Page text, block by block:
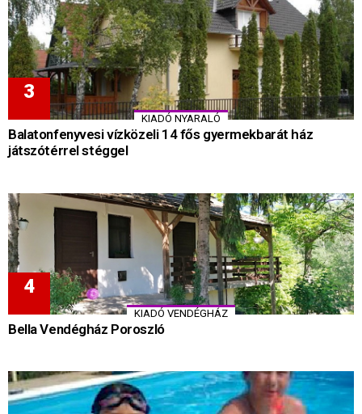
KIADÓ NYARALÓ
Balatonfenyvesi vízközeli 14 fős gyermekbarát ház
játszótérrel stéggel
KIADÓ VENDÉGHÁZ
Bella Vendégház Poroszló